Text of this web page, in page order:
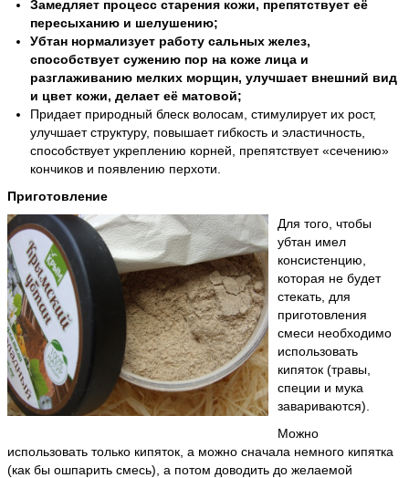
Замедляет процесс старения кожи, препятствует её
пересыханию и шелушению;
Убтан нормализует работу сальных желез,
способствует сужению пор на коже лица и
разглаживанию мелких морщин, улучшает внешний вид
и цвет кожи, делает её матовой;
Придает природный блеск волосам, стимулирует их рост,
улучшает структуру, повышает гибкость и эластичность,
способствует укреплению корней, препятствует «сечению»
кончиков и появлению перхоти.
Приготовление
Для того, чтобы
убтан имел
консистенцию,
которая не будет
стекать, для
приготовления
смеси необходимо
использовать
кипяток (травы,
специи и мука
завариваются).
Можно
использовать только кипяток, а можно сначала немного кипятка
(как бы ошпарить смесь), а потом доводить до желаемой